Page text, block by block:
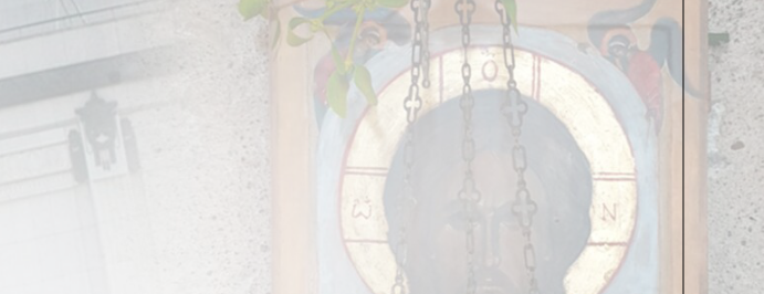
композицию и делает. Ничего плохого в этом нет, но вот так было. И потом у
сам сделал подготовку, гризайль… Хотя там, конечно, на ходу учились.
стен, кто-то мог раньше начать, ближе к верхней части, другие в средней
там было?